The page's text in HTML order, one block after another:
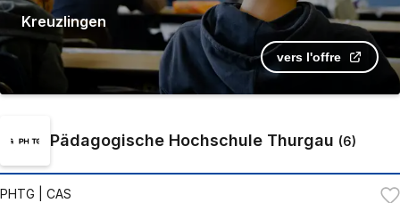
Kreuzlingen
vers l'offre
Pädagogische Hochschule Thurgau (6)
PHTG | CAS